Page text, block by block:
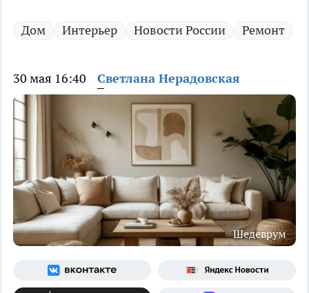
Дом Интерьер Новости России Ремонт
30 мая 16:40 Светлана Нерадовская
Шедеврум